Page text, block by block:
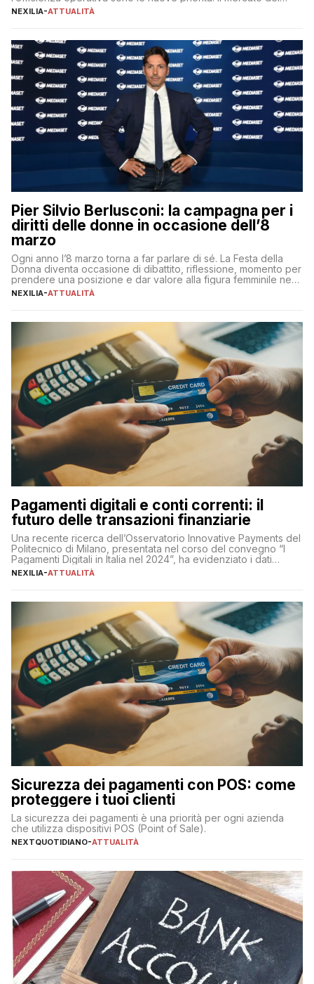
lavoro, d’altra parte, è sempre più competitivo con una lotta
NEXILIA-ATTUALITÀ
Pier Silvio Berlusconi: la campagna per i
diritti delle donne in occasione dell’8
marzo
Ogni anno l’8 marzo torna a far parlare di sé. La Festa della
Donna diventa occasione di dibattito, riflessione, momento per
prendere una posizione e dar valore alla figura femminile nella
sua complessità e crucialità. A lanciare un messaggio “forte e
NEXILIA-ATTUALITÀ
Pagamenti digitali e conti correnti: il
futuro delle transazioni finanziarie
Una recente ricerca dell’Osservatorio Innovative Payments del
Politecnico di Milano, presentata nel corso del convegno “I
Pagamenti Digitali in Italia nel 2024”, ha evidenziato i dati
definitivi del primo semestre 2024 relativamente alle
NEXILIA-ATTUALITÀ
Sicurezza dei pagamenti con POS: come
proteggere i tuoi clienti
La sicurezza dei pagamenti è una priorità per ogni azienda
che utilizza dispositivi POS (Point of Sale).
NEXTQUOTIDIANO-ATTUALITÀ